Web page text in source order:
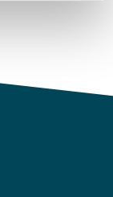
web con
y análisis